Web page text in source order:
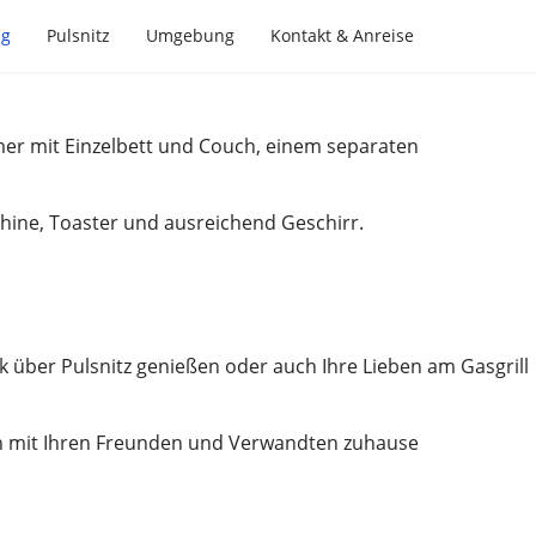
Pulsnitz Umgebung Kontakt & Anreise
mit Einzelbett und Couch, einem separaten
Toaster und ausreichend Geschirr.
Pulsnitz genießen oder auch Ihre Lieben am Gasgrill
Ihren Freunden und Verwandten zuhause